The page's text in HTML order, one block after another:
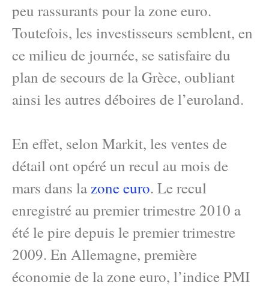
peu rassurants pour la zone euro.
Toutefois, les investisseurs semblent, en
ce milieu de journée, se satisfaire du
plan de secours de la Grèce, oubliant
ainsi les autres déboires de l’euroland.
En effet, selon Markit, les ventes de
détail ont opéré un recul au mois de
mars dans lazone euro. Le recul
enregistré au premier trimestre 2010 a
été le pire depuis le premier trimestre
2009. En Allemagne, première
économie de la zone euro, l’indice PMI